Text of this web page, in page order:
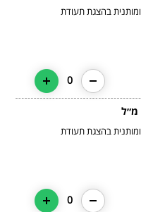
המכירה מעל גיל 18 ומותנית בהצגת תעודת
0
המכירה מעל גיל 18 ומותנית בהצגת תעודת
0